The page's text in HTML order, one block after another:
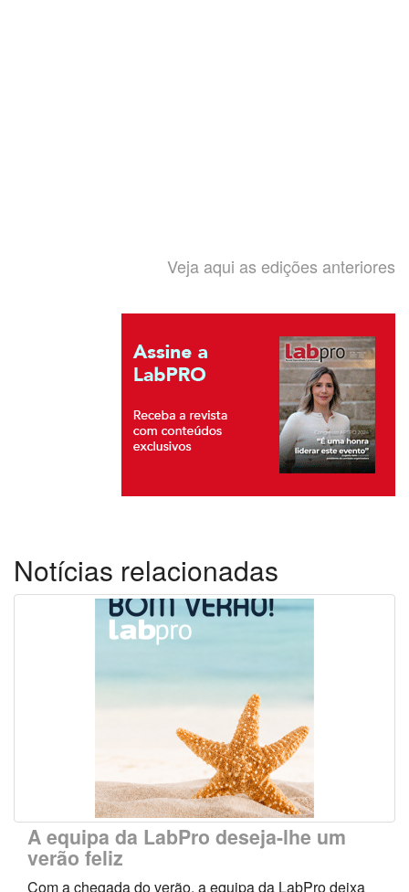
Veja aqui as edições anteriores
Notícias relacionadas
A equipa da LabPro deseja-lhe um
verão feliz
Com a chegada do verão, a equipa da LabPro deixa